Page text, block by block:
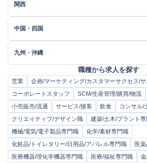
関西
中国・四国
九州・沖縄
職種から求人を探す
営業
企画/マーケティング/カスタマーサクセス/サ
コーポレートスタッフ
SCM/生産管理/購買/物流
小売販売/流通
サービス/接客 飲食 コンサル/
クリエイティブ/デザイン職
建築/土木/プラント
機械/電気/電子製品専門職
化学/素材専門職
化粧品/トイレタリー/日用品/アパレル専門職
医
医療機器/理化学機器専門職
医療/福祉専門職